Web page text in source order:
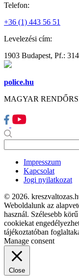
Telefon:
+36 (1) 443 56 51
Levelezési cím:
1903 Budapest, Pf.:
police.hu
MAGYAR
Impresszum
Kapcsolat
Jogi nyilatkozat
© 2026.
Weboldalunk az
használ. Szélesebb
cookiekat
tájékoztatóban
Manage consent
Close